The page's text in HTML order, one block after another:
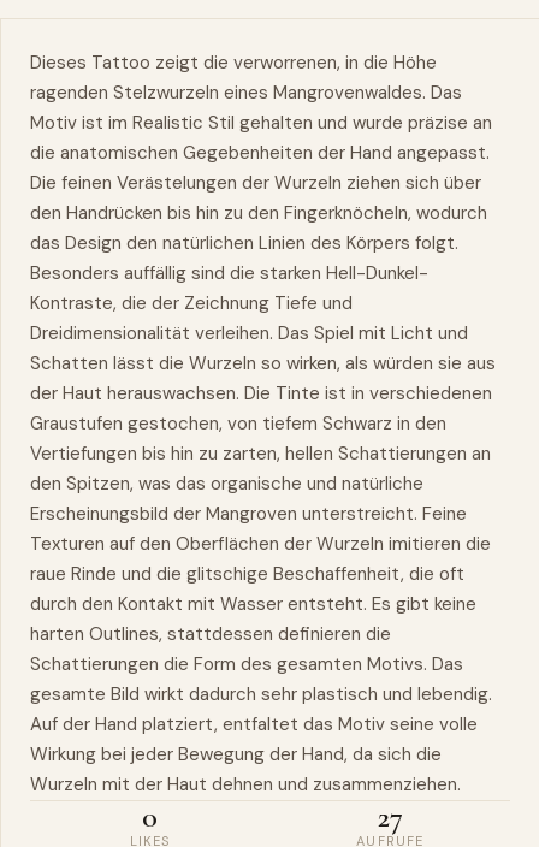
Dieses Tattoo zeigt die verworrenen, in die Höhe
ragenden Stelzwurzeln eines Mangrovenwaldes. Das
Motiv ist im Realistic Stil gehalten und wurde präzise an
die anatomischen Gegebenheiten der Hand angepasst.
Die feinen Verästelungen der Wurzeln ziehen sich über
den Handrücken bis hin zu den Fingerknöcheln, wodurch
das Design den natürlichen Linien des Körpers folgt.
Besonders auffällig sind die starken Hell-Dunkel-
Kontraste, die der Zeichnung Tiefe und
Dreidimensionalität verleihen. Das Spiel mit Licht und
Schatten lässt die Wurzeln so wirken, als würden sie aus
der Haut herauswachsen. Die Tinte ist in verschiedenen
Graustufen gestochen, von tiefem Schwarz in den
Vertiefungen bis hin zu zarten, hellen Schattierungen an
den Spitzen, was das organische und natürliche
Erscheinungsbild der Mangroven unterstreicht. Feine
Texturen auf den Oberflächen der Wurzeln imitieren die
raue Rinde und die glitschige Beschaffenheit, die oft
durch den Kontakt mit Wasser entsteht. Es gibt keine
harten Outlines, stattdessen definieren die
Schattierungen die Form des gesamten Motivs. Das
gesamte Bild wirkt dadurch sehr plastisch und lebendig.
Auf der Hand platziert, entfaltet das Motiv seine volle
Wirkung bei jeder Bewegung der Hand, da sich die
Wurzeln mit der Haut dehnen und zusammenziehen.
0
LIKES
27
AUFRUFE